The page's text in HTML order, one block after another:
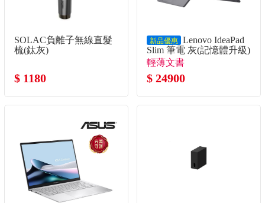
SOLAC負離子無線直髮
梳(鈦灰)
$ 1180
新品優惠 Lenovo IdeaPad
Slim 筆電 灰(記憶體升級)
(i5-13420H/8G+16G/512G
SSD/W11)
輕薄文書
$ 24900